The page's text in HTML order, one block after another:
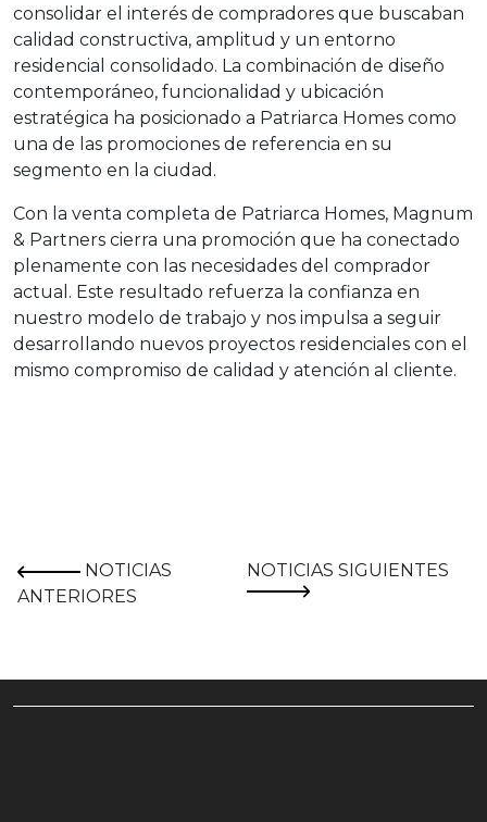
consolidar el interés de compradores que buscaban
calidad constructiva, amplitud y un entorno
residencial consolidado. La combinación de diseño
contemporáneo, funcionalidad y ubicación
estratégica ha posicionado a Patriarca Homes como
una de las promociones de referencia en su
segmento en la ciudad.
Con la venta completa de Patriarca Homes, Magnum
& Partners cierra una promoción que ha conectado
plenamente con las necesidades del comprador
actual. Este resultado refuerza la confianza en
nuestro modelo de trabajo y nos impulsa a seguir
desarrollando nuevos proyectos residenciales con el
mismo compromiso de calidad y atención al cliente.
NOTICIAS
ANTERIORES
NOTICIAS SIGUIENTES